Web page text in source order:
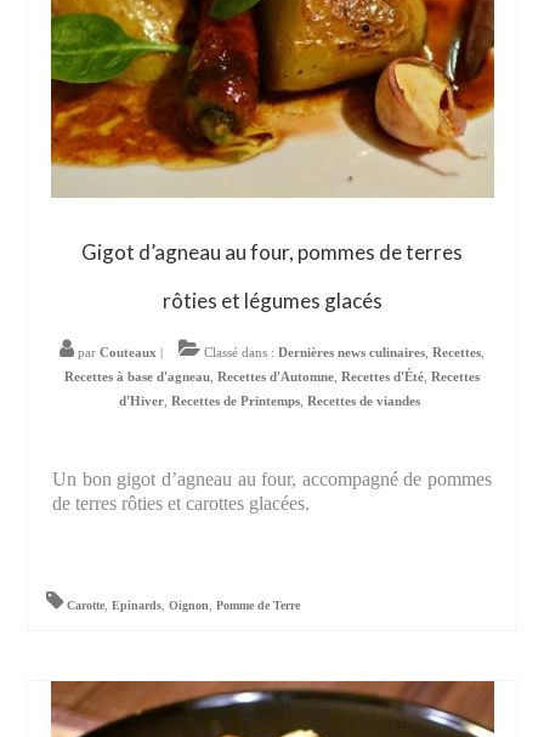
Gigot d’agneau au four, pommes de terres
rôties et légumes glacés
par Couteaux Classé dans : Dernières news culinaires Recettes
Recettes à base d'agneau Recettes d'Automne Recettes d'Été Recettes
d'Hiver, Recettes de Printemps, Recettes de viandes
Un bon gigot d’agneau au four, accompagné de pommes
de terres rôties et carottes glacées.
Carotte,Epinards,Oignon,Pomme de Terre